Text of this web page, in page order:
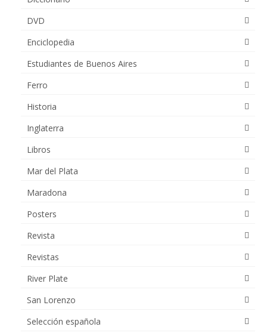
DVD
Enciclopedia
Estudiantes de Buenos Aires
Ferro
Historia
Inglaterra
Libros
Mar del Plata
Maradona
Posters
Revista
Revistas
River Plate
San Lorenzo
Selección española